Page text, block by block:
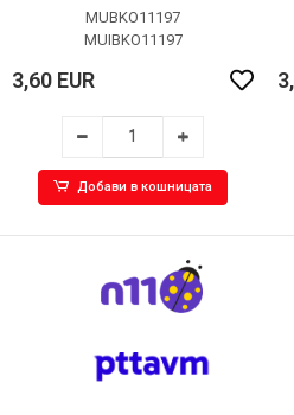
MUBKO11197
MUIBKO11197
3,60 EUR
Добави в кошницата